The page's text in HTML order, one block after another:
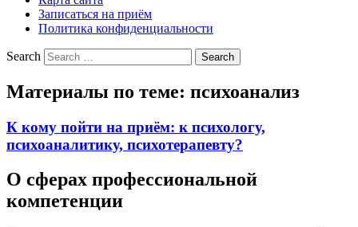
Записаться на приём
Политика конфиденциальности
Search
Материалы по теме: психоанализ
К кому пойти на приём: к психологу,
психоаналитику, психотерапевту?
О сферах профессиональной
компетенции